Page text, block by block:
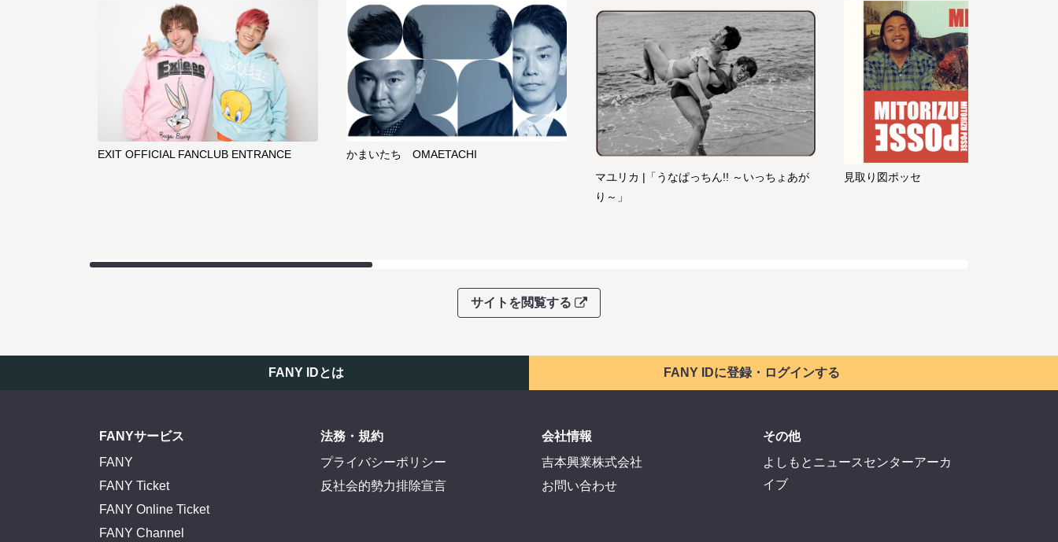
EXIT OFFICIAL FANCLUB ENTRANCE
かまいたち OMAETACHI
マユリカ |「うなぱっちん!! ～いっちょあが
り～」
見取り図ポッセ
サイトを閲覧する
FANY IDとは FANY IDに登録・ログインする
FANYサービス
FANY
FANY Ticket
FANY Online Ticket
FANY Channel
法務・規約
プライバシーポリシー
反社会的勢力排除宣言
会社情報
吉本興業株式会社
お問い合わせ
その他
よしもとニュースセンターアーカ
イブ